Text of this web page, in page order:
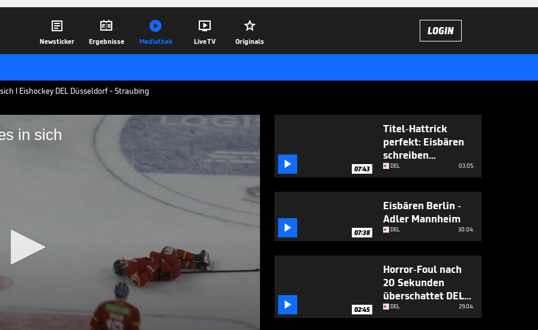

Newsticker

Ergebnisse

Mediathek

Live TV

Originals
LOGIN
I Eishockey DEL Düsseldorf - Straubing
in sich
hat es in sich
Krimi gegen Straubing durch. Die
Szenen abseits des Pucks.
 07:43
Titel-Hattrick
perfekt: Eisbären
schreiben
Geschichte
DEL 03.05.
 07:38
Eisbären Berlin -
Adler Mannheim
DEL 30.04.
 02:45
Horror-Foul nach
20 Sekunden
überschattet DEL-
Finale
DEL 29.04.